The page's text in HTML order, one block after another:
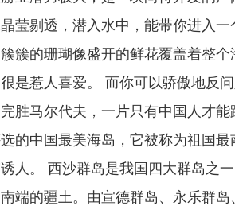
莹剔透，潜入水中，能带你进入
簇的珊瑚像盛开的鲜花覆盖着整
是惹人喜爱。 而你可以骄傲地反
胜马尔代夫，一片只有中国人才
的中国最美海岛，它被称为祖国
人。 西沙群岛是我国四大群岛之
端的疆土。由宣德群岛、永乐群